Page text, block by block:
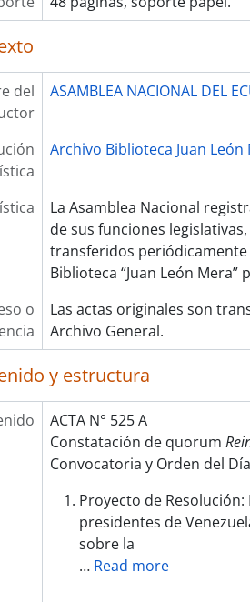
del
ASAMBLEA NACIONAL DEL
Archivo Biblioteca Juan León
La Asamblea Nacional
de sus funciones
transferidos periódicamente
Biblioteca “Juan León Mera”
o
Las actas originales son
Archivo General.
y estructura
ACTA N° 525 A
Constatación de quorum
Convocatoria y Orden del
Proyecto de
presidentes de
sobre la
… Read more